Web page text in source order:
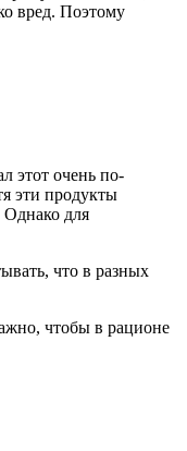
вред. Поэтому
этот очень по-
эти продукты
Однако для
что в разных
чтобы в рационе